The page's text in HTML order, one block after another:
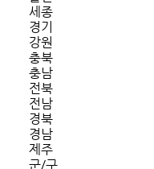
세종
경기
강원
충북
충남
전북
전남
경북
경남
제주
군/구